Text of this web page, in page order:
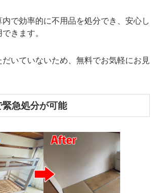
内で効率的に不用品を処分でき、安心し
きます。
いていないため、無料でお気軽にお見
急処分が可能